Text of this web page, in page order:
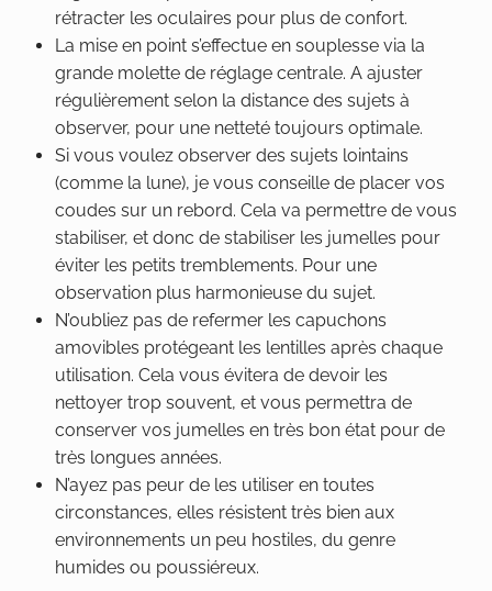
rétracter les oculaires pour plus de confort.
La mise en point s’effectue en souplesse via la
grande molette de réglage centrale. A ajuster
régulièrement selon la distance des sujets à
observer, pour une netteté toujours optimale.
Si vous voulez observer des sujets lointains
(comme la lune), je vous conseille de placer vos
coudes sur un rebord. Cela va permettre de vous
stabiliser, et donc de stabiliser les jumelles pour
éviter les petits tremblements. Pour une
observation plus harmonieuse du sujet.
N’oubliez pas de refermer les capuchons
amovibles protégeant les lentilles après chaque
utilisation. Cela vous évitera de devoir les
nettoyer trop souvent, et vous permettra de
conserver vos jumelles en très bon état pour de
très longues années.
N’ayez pas peur de les utiliser en toutes
circonstances, elles résistent très bien aux
environnements un peu hostiles, du genre
humides ou poussiéreux.